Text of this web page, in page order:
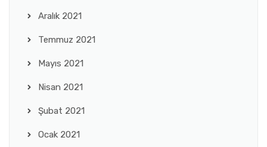
Aralık 2021
Temmuz 2021
Mayıs 2021
Nisan 2021
Şubat 2021
Ocak 2021